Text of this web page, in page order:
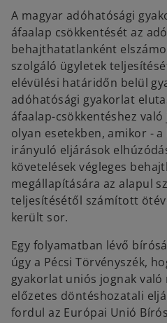
A magyar adóhatósági
áfaalap csökkentését az
behajthatatlanként
szolgáló ügyletek
elévülési határidőn belül
adóhatósági gyakorlat
áfaalap-csökkentéshez
olyan esetekben, amikor -
irányuló eljárások
követelések végleges
megállapítására az alapul
teljesítésétől számított
került sor.
Egy folyamatban lévő
úgy a Pécsi Törvényszék,
gyakorlat uniós jognak való
előzetes döntéshozatali
fordul az Európai Unió